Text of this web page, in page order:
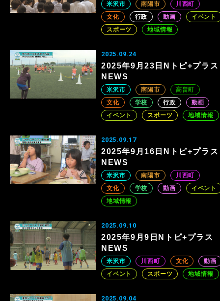
米沢市 南陽市
川西町
文化
行政 動画
イベント
スポーツ
地域情報
2025.09.24
2025年9月23日Nトピ+プラス
NEWS
米沢市 南陽市
高畠町
文化
学校 行政
動画
イベント
スポーツ 地域情報
2025.09.17
2025年9月16日Nトピ+プラス
NEWS
米沢市 南陽市
川西町
文化
学校 動画
イベント
地域情報
2025.09.10
2025年9月9日Nトピ+プラス
NEWS
米沢市 川西町 文化
動画
イベント
スポーツ 地域情報
2025.09.04